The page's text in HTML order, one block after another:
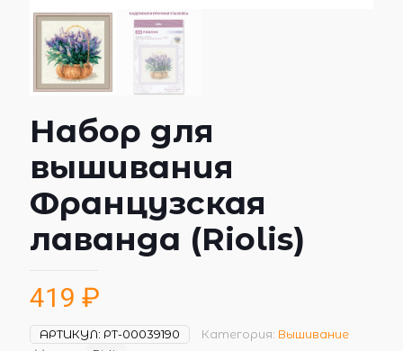
Набор для
вышивания
Французская
лаванда (Riolis)
419 ₽
АРТИКУЛ: РТ-00039190 Категория: Вышивание